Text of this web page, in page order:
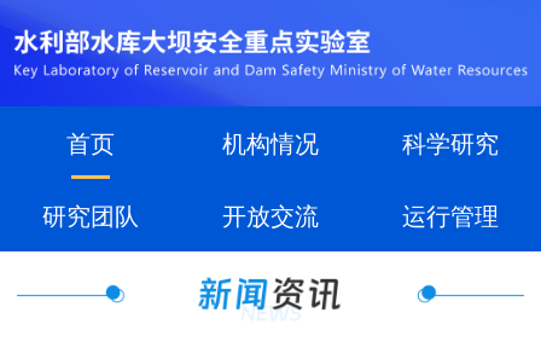
首页 机构情况 科学研究
研究团队 开放交流 运行管理